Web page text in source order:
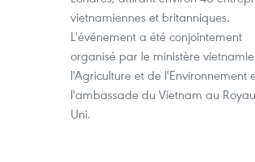
vietnamiennes et britanniques.
L'événement a été conjointement
organisé par le ministère
l'Agriculture et de l'Environnement
l'ambassade du Vietnam au
Uni.